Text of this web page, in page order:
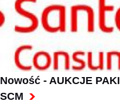
Nowość - AUKCJE
SCM